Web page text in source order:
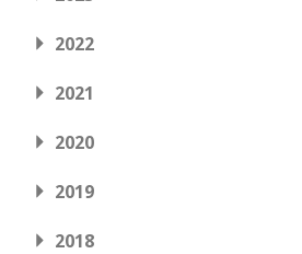
2022
2021
2020
2019
2018